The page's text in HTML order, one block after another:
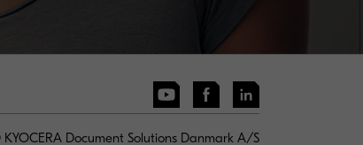
Document Solutions Danmark A/S